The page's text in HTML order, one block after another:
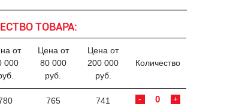
ТОВАРА:
от
000
Цена от
80 000
руб.
Цена от
200 000
руб.
Количество
765 741 +
-